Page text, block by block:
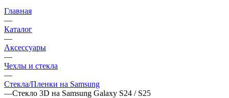
Главная
—
Каталог
—
Аксессуары
—
Чехлы и стекла
—
Стекла/Пленки на Samsung
—Стекло 3D на Samsung Galaxy S24 / S25